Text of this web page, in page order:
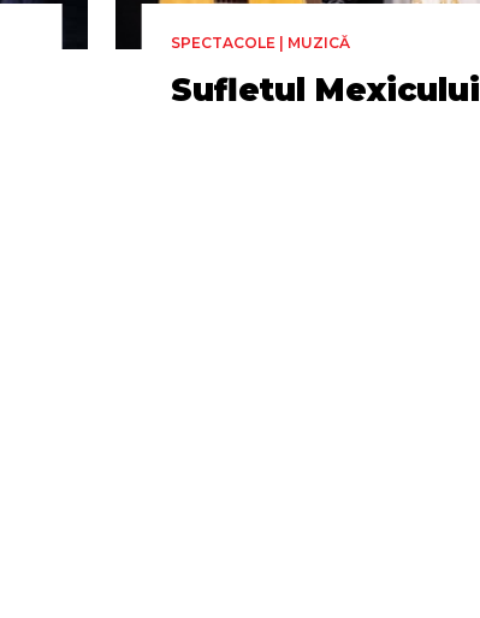
SPECTACOLE | MUZICĂ
Sufletul Mexicului